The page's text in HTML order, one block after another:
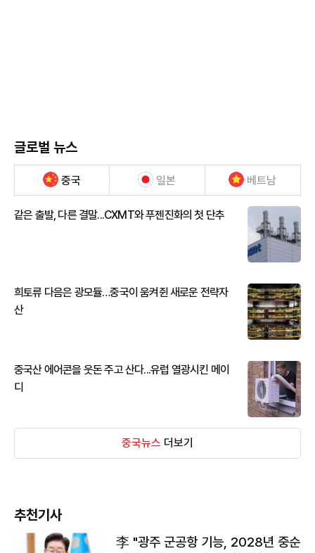
글로벌 뉴스
중국 일본 베트남
같은 출발, 다른 결말...CXMT와 푸젠진화의 첫 단추
희토류 다음은 광모듈…중국이 움켜쥔 새로운 전략자
산
중국산 에어콘을 웃돈 주고 산다...유럽 열광시킨 메이
디
중국뉴스 더보기
추천기사
李 "광주 군공항 기능, 2028년 중순